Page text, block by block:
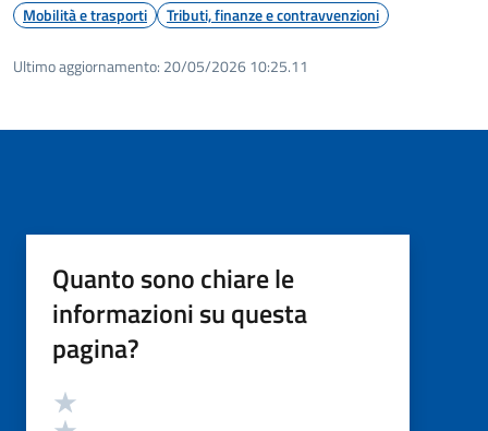
Mobilità e trasporti Tributi, finanze e contravvenzioni
Ultimo aggiornamento: 20/05/2026 10:25.11
Quanto sono chiare le
informazioni su questa
pagina?
Valutazione